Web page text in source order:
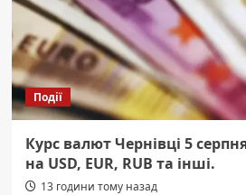
Події
Курс валют Чернівці 5
на USD, EUR, RUB та інші.
13 години тому назад